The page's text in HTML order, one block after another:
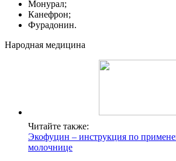
Монурал;
Канефрон;
Фурадонин.
Народная медицина
Читайте также:
Экофуцин – инструкция по
молочнице